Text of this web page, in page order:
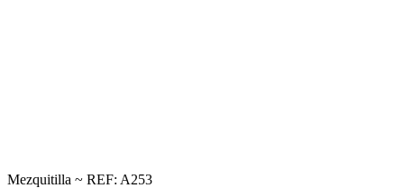
Mezquitilla ~ REF: A253